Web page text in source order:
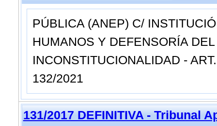
PÚBLICA (ANEP) C/
HUMANOS Y DEFENSORÍA
INCONSTITUCIONALIDAD -
132/2021
131/2017 DEFINITIVA - Tribunal